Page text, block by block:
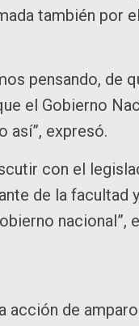
también por
pensando, de
el Gobierno
así”, expresó.
con el
de la facultad
nacional”,
acción de